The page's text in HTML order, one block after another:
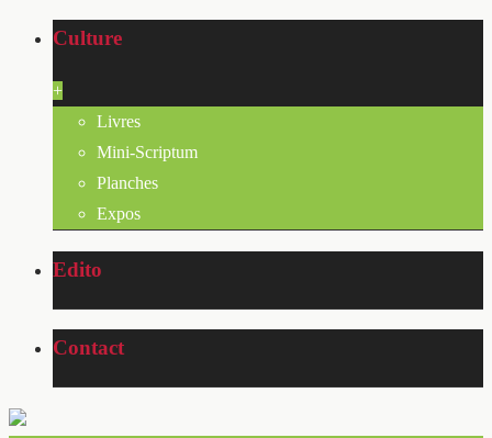
Culture
+
Livres
Mini-Scriptum
Planches
Expos
Edito
Contact